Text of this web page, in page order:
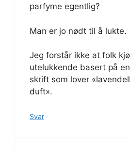
parfyme egentlig?
Man er jo nødt til å lukte.
Jeg forstår ikke at folk
utelukkende basert på
skrift som lover
duft».
Svar